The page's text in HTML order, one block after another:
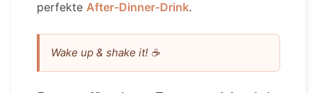
perfekte After-Dinner-Drink.
Wake up & shake it! ☕